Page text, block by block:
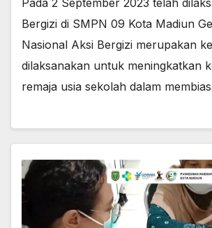
Bergizi di SMPN 09 Kota Madiun
Nasional Aksi Bergizi merupakan
dilaksanakan untuk meningkatkan
remaja usia sekolah dalam